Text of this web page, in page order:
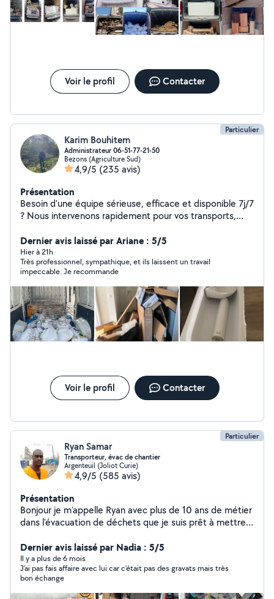
Voir le profil Contacter
Particulier
Karim Bouhitem
Administrateur 06-51-77-21-50
Bezons (Agriculture Sud)
4,9/5 (235 avis)
Présentation
Besoin d'une équipe sérieuse, efficace et disponible 7j/7
? Nous intervenons rapidement pour vos transports,
travaux extérieurs. Transport & manutention Transport
de meubles, colis, électroménager Chargement /
déchargement Déplacement d'objets lourds ou
encombrants Aide au déménagement Débarras de
caves, garages, greniers Livraison et montage de
meubles (IKEA, But, Conforama) Nettoyage
professionnel (avec notre matériel vapeur) Nettoyage
de canapé, tapis, matelas, chaises, moquettes
Aspirateur vapeur / laveuse vapeur haute performance
Tonte, taille de haies et d'arbustes Désherbage
Nettoyage d'allées et terrasses Remise en état
d'espaces extérieurs Entretien piscine Nettoyage
nous adaptons à vos besoins et intervenons
Dernier avis laissé par Ariane : 5/5
Hier à 21h
Très professionnel, sympathique, et ils laissent un travail
impeccable. Je recommande
Voir le profil Contacter
Particulier
Ryan Samar
Transporteur, évac de chantier
Argenteuil (Joliot Curie)
4,9/5 (585 avis)
Présentation
Bonjour je m'appelle Ryan avec plus de 10 ans de métier
dans l'évacuation de déchets que je suis prêt à mettre à
disponible à toute heure
Dernier avis laissé par Nadia : 5/5
Il y a plus de 6 mois
J’ai pas fais affaire avec lui car c’était pas des gravats mais très
bon échange